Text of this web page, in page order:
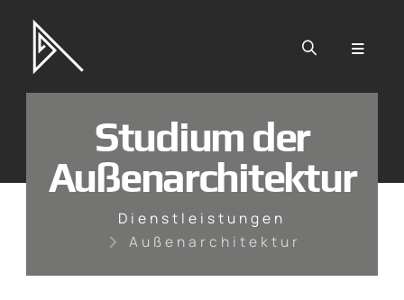
Studium der
Außenarchitektur
Dienstleistungen
Außenarchitektur